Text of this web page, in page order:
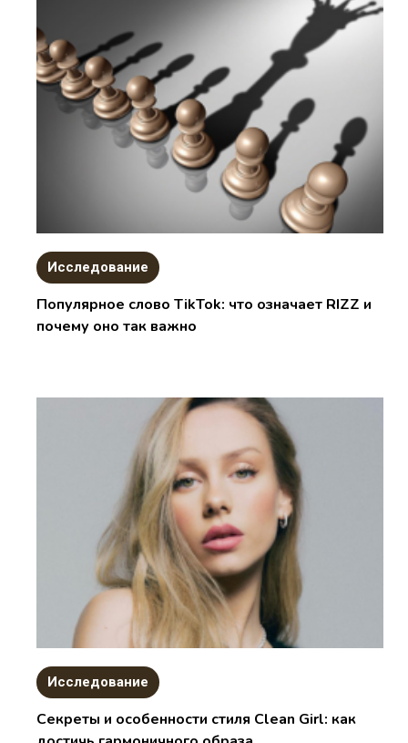
Исследование
Популярное слово TikTok: что означает RIZZ и
почему оно так важно
Исследование
Секреты и особенности стиля Clean Girl: как